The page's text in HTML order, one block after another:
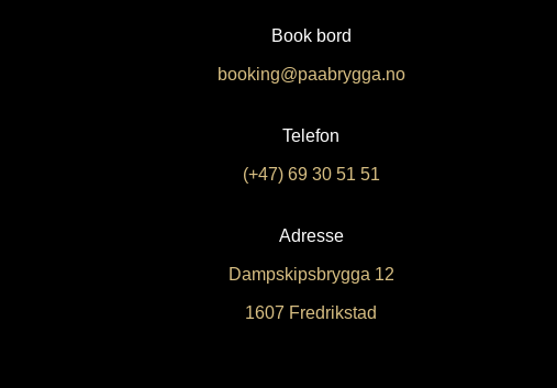
Book bord
booking@paabrygga.no
Telefon
(+47) 69 30 51 51
Adresse
Dampskipsbrygga 12
1607 Fredrikstad